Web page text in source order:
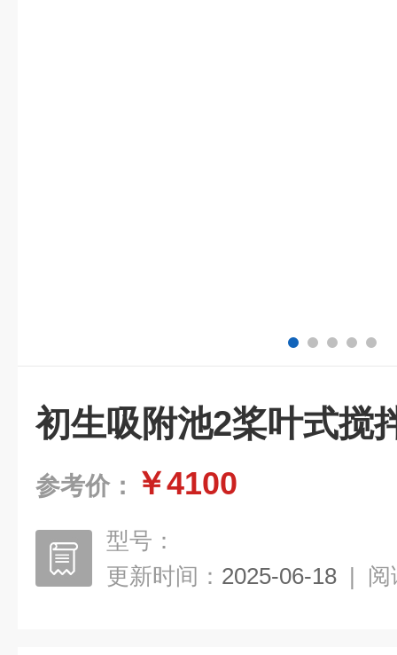
初生吸附池2桨叶式搅
参考价： ￥4100
型号：
更新时间： 2025-06-18 | 阅